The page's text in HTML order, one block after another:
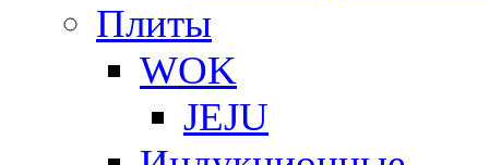
Плиты
WOK
JEJU